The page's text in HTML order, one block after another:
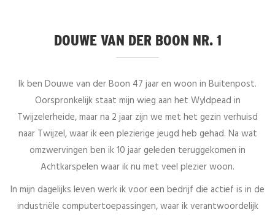
DOUWE VAN DER BOON NR. 1
Ik ben Douwe van der Boon 47 jaar en woon in Buitenpost.
Oorspronkelijk staat mijn wieg aan het Wyldpead in
Twijzelerheide, maar na 2 jaar zijn we met het gezin verhuisd
naar Twijzel, waar ik een plezierige jeugd heb gehad. Na wat
omzwervingen ben ik 10 jaar geleden teruggekomen in
Achtkarspelen waar ik nu met veel plezier woon.
In mijn dagelijks leven werk ik voor een bedrijf die actief is in de
industriële computertoepassingen, waar ik verantwoordelijk